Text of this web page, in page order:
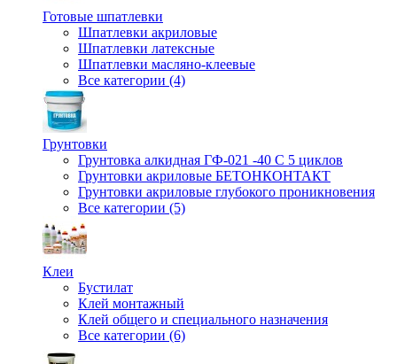
Готовые шпатлевки
Шпатлевки акриловые
Шпатлевки латексные
Шпатлевки масляно-клеевые
Все категории (4)
Грунтовки
Грунтовка алкидная ГФ-021 -40 С 5 циклов
Грунтовки акриловые БЕТОНКОНТАКТ
Грунтовки акриловые глубокого проникновения
Все категории (5)
Клеи
Бустилат
Клей монтажный
Клей общего и специального назначения
Все категории (6)